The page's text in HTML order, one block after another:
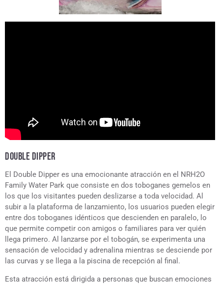
DOUBLE DIPPER
El Double Dipper es una emocionante atracción en el NRH2O
Family Water Park que consiste en dos toboganes gemelos en
los que los visitantes pueden deslizarse a toda velocidad. Al
subir a la plataforma de lanzamiento, los usuarios pueden elegir
entre dos toboganes idénticos que descienden en paralelo, lo
que permite competir con amigos o familiares para ver quién
llega primero. Al lanzarse por el tobogán, se experimenta una
sensación de velocidad y adrenalina mientras se desciende por
las curvas y se llega a la piscina de recepción al final.
Esta atracción está dirigida a personas que buscan emociones